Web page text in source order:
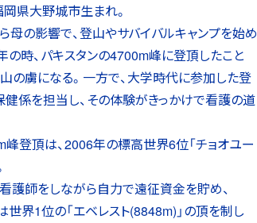
岡県大野城市生まれ。
母の影響で、登山やサバイバルキャンプを始め
の時、パキスタンの4700m峰に登頂したこと
の虜になる。一方で、大学時代に参加した登
係を担当し、その体験がきっかけで看護の道
登頂は、2006年の標高世界6位「チョオユー
護師をしながら自力で遠征資金を貯め、
界1位の「エベレスト(8848m)」の頂を制し